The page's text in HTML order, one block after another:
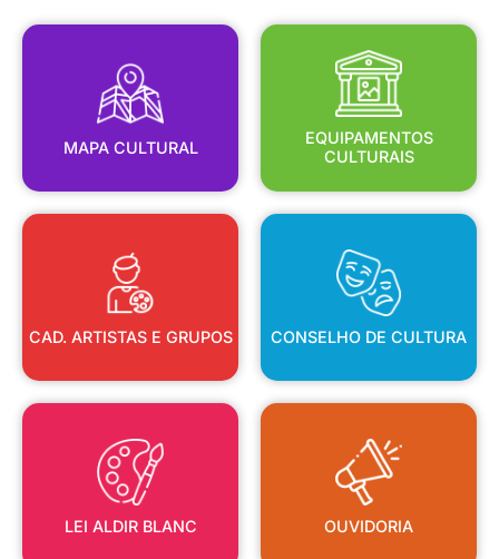
MAPA CULTURAL
MAPA CULTURAL
EQUIPAMENTOS
CULTURAIS
EQUIPAMENTOS
CULTURAIS
CAD. ARTISTAS E GRUPOS
CAD. ARTISTAS E GRUPOS
CONSELHO DE CULTURA
CONSELHO DE CULTURA
LEI ALDIR BLANC
LEI ALDIR BLANC
OUVIDORIA
OUVIDORIA